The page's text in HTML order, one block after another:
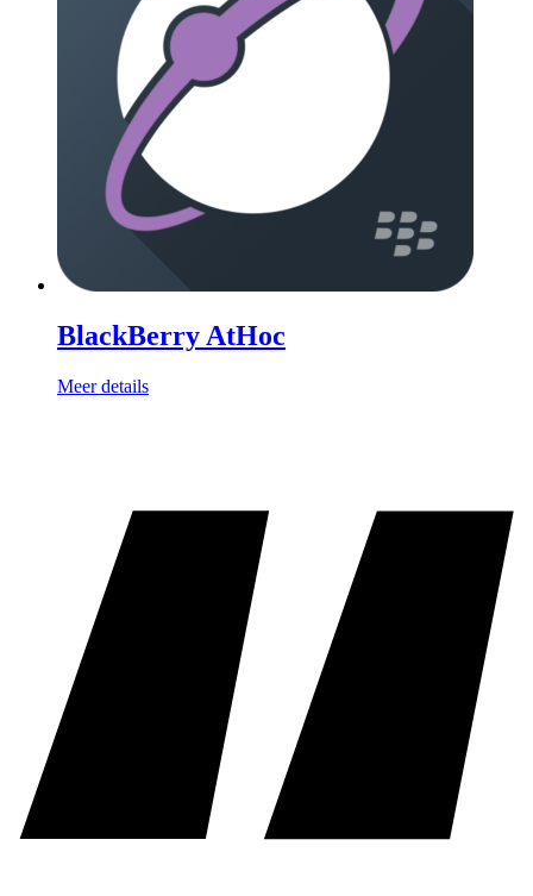
BlackBerry AtHoc
Meer details